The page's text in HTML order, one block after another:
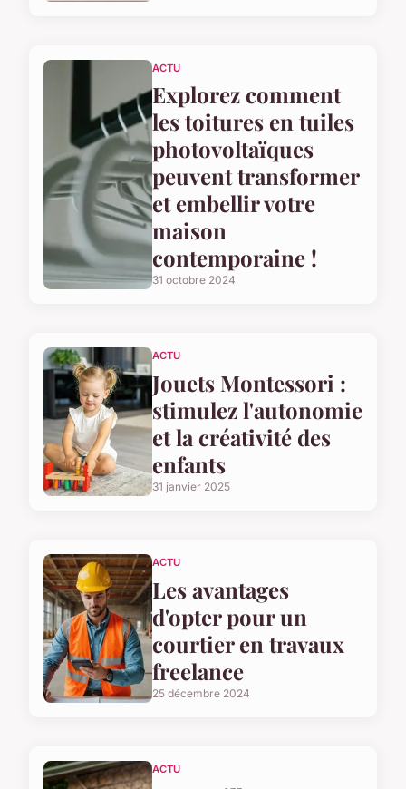
ACTU
Explorez comment
les toitures en tuiles
photovoltaïques
peuvent transformer
et embellir votre
maison
contemporaine !
31 octobre 2024
ACTU
Jouets Montessori :
stimulez l'autonomie
et la créativité des
enfants
31 janvier 2025
ACTU
Les avantages
d'opter pour un
courtier en travaux
freelance
25 décembre 2024
ACTU